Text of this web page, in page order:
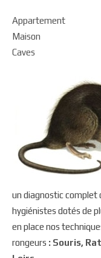
Appartement
Maison
Caves
un diagnostic complet
hygiénistes dotés de
en place nos
rongeurs : Souris,